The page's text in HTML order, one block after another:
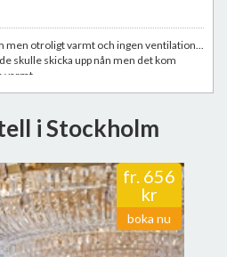
men otroligt varmt och ingen ventilation...
skulle skicka upp nån men det kom
varmt
och erbjuder en med variation på
med bra inställning på att man mer
på kudden än att idka receptions-
bekväm men istället för hissmusik rullas
tillhörande ljud. Dock inte tv4-högt så det
jag fick (dubbelrum) hade en fin
faktiskt det enda jag kunde se från mitt
med få alternativ att hänga av jackan.
i Stockholm
fr. 656
kr
boka nu